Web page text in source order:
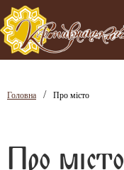
Головна / Про місто
Про місто